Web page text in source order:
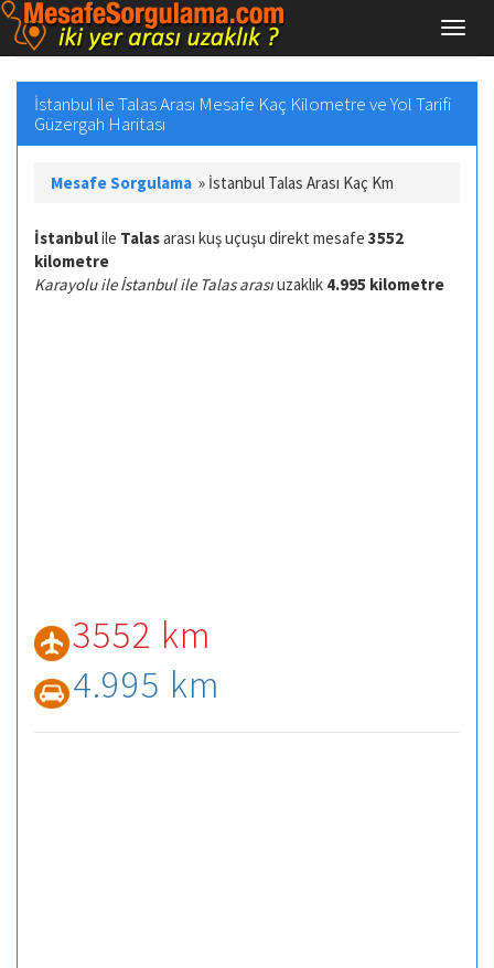
İstanbul ile Talas Arası Mesafe Kaç Kilometre ve Yol Tarifi
Güzergah Haritası
Mesafe Sorgulama » İstanbul Talas Arası Kaç Km
İstanbulile Talasarası kuş uçuşu direkt mesafe 3552
kilometre
Karayolu ile İstanbul ile Talas arasıuzaklık 4.995 kilometre
3552 km
4.995 km